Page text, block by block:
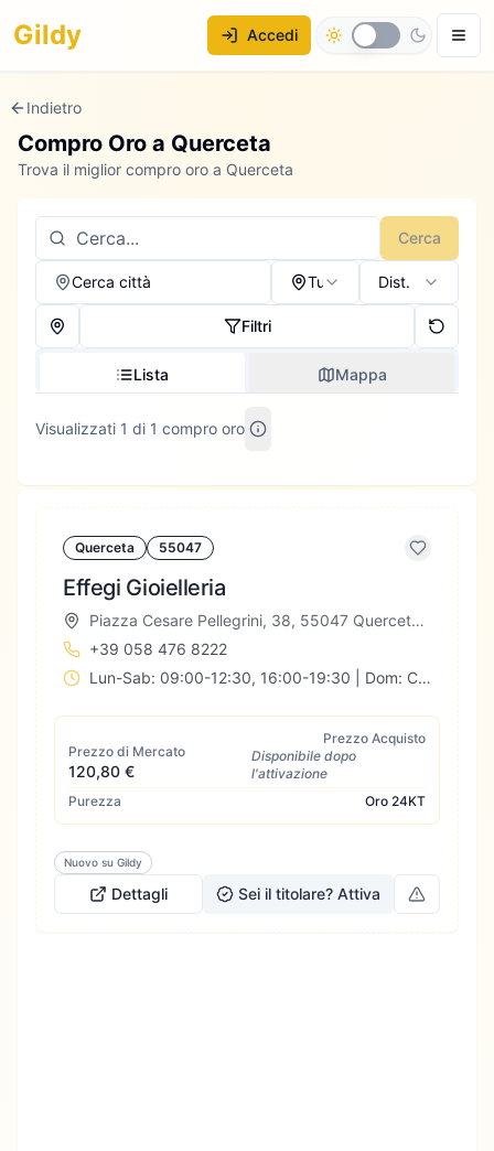
Gildy Accedi
Indietro
Compro Oro a Querceta
Trova il miglior compro oro a Querceta
Cerca
Cerca città Tutti Dist.
Filtri
Lista Mappa
Visualizzati 1 di 1 compro oro
Querceta 55047
Effegi Gioielleria
Piazza Cesare Pellegrini, 38, 55047 Querceta LU, Italia
+39 058 476 8222
Lun-Sab: 09:00-12:30, 16:00-19:30 | Dom: Chiuso
Prezzo di Mercato
120,80 €
Prezzo Acquisto
Disponibile dopo
l'attivazione
Purezza
Oro 24KT
Nuovo su Gildy
Dettagli Sei il titolare? Attiva